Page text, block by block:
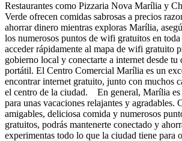
Restaurantes como Pizzaria Nova Marília y
Verde ofrecen comidas sabrosas a precios
ahorrar dinero mientras exploras Marília,
los numerosos puntos de wifi gratuitos en
acceder rápidamente al mapa de wifi gratuito
gobierno local y conectarte a internet desde
portátil. El Centro Comercial Marília es un
encontrar internet gratuito, junto con muchos
el centro de la ciudad. En general, Marília es
para unas vacaciones relajantes y agradables.
amigables, deliciosa comida y numerosos
gratuitos, podrás mantenerte conectado y
experimentas todo lo que la ciudad tiene para